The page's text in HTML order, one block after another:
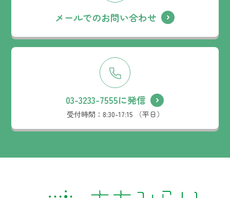
メールでのお問い合わせ
03-3233-7555に発信
受付時間： 8:30-17:15 （平日）